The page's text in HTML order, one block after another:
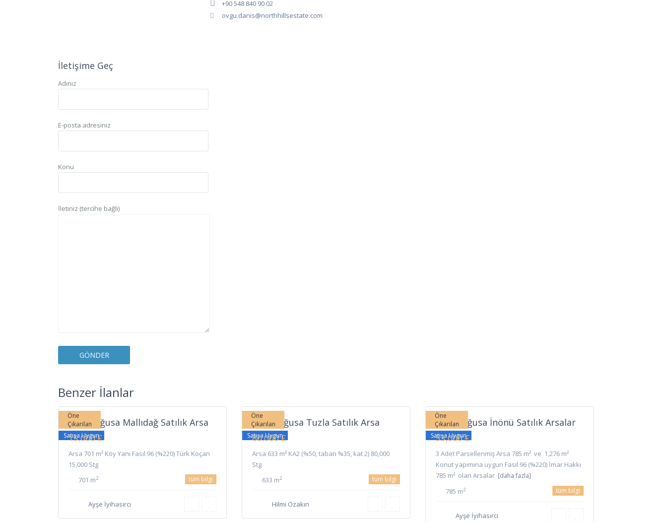
+90 548 840 90 02
ovgu.danis@northhillsestate.com
İletişime Geç
Adınız
E-posta adresiniz
Konu
İletiniz (tercihe bağlı)
Benzer İlanlar
Mallıdağ,
Gazimağusa
Öne
Çıkarılan
Satışa Uygun
Gazimağusa Mallıdağ Satılık Arsa
15,000 £
Arsa 701 m² Köy Yanı Fasıl 96 (%220) Türk Koçan
15,000 Stg
701 m2 tüm bilgi
Ayşe İyihasırcı
Öne
Çıkarılan
Satışa Uygun
Gazimağusa Tuzla Satılık Arsa
80,000 £
Arsa 633 m² KA2 (%50, taban %35, kat 2) 80,000
Stg
633 m2 tüm bilgi
Hilmi Özakın
Öne
Çıkarılan
Satışa Uygun
Gazimağusa İnönü Satılık Arsalar
53,000 £
3 Adet Parsellenmiş Arsa 785 m² ve 1,276 m²
Konut yapımına uygun Fasıl 96 (%220) İmar Hakkı
785 m² olan Arsalar [daha fazla]
785 m2 tüm bilgi
Ayşe İyihasırcı